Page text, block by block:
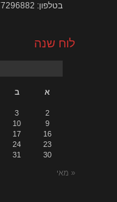
בטלפון: 0777296882
לוח שנה
א ב
2
3
9
10
16
17
23
24
30
31
« מאי